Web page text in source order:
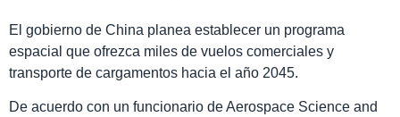
El gobierno de China planea establecer un programa
espacial que ofrezca miles de vuelos comerciales y
transporte de cargamentos hacia el año 2045.
De acuerdo con un funcionario de Aerospace Science and